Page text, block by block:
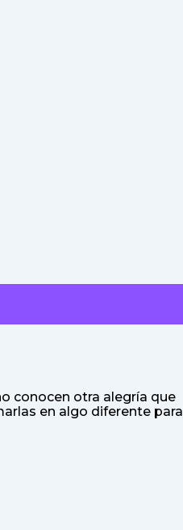
conocen otra alegría que
en algo diferente para